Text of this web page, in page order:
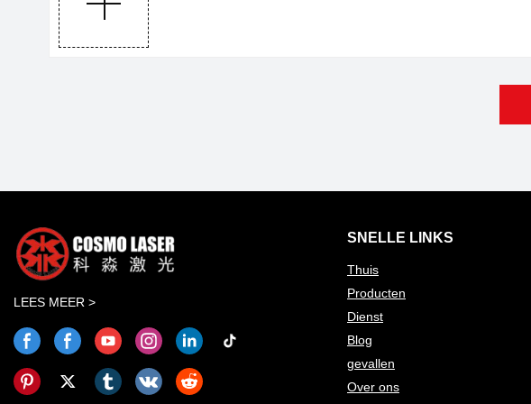
LEES MEER >
SNELLE LINKS
Thuis
Producten
Dienst
Blog
gevallen
Over ons